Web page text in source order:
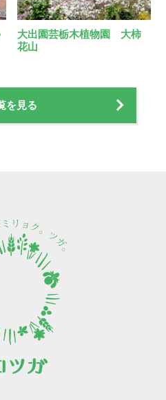
大出園芸栃木植物園 大柿
花山
を見る